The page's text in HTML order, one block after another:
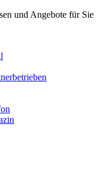
und Angebote für Sie